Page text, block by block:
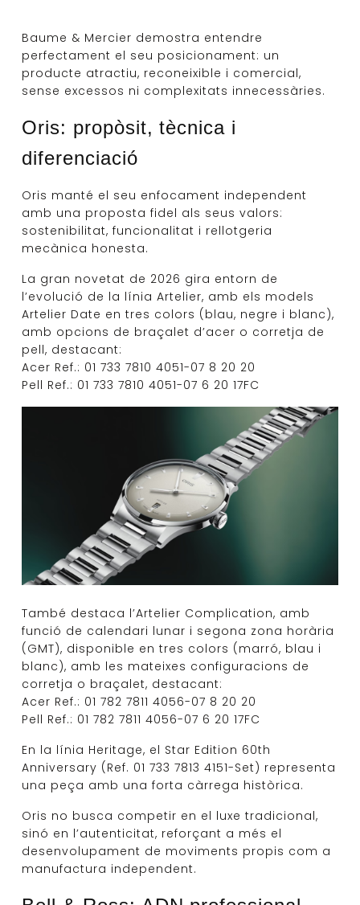
Baume & Mercier demostra entendre
perfectament el seu posicionament: un
producte atractiu, reconeixible i comercial,
sense excessos ni complexitats innecessàries.
Oris: propòsit, tècnica i
diferenciació
Oris manté el seu enfocament independent
amb una proposta fidel als seus valors:
sostenibilitat, funcionalitat i rellotgeria
mecànica honesta.
La gran novetat de 2026 gira entorn de
l’evolució de la línia Artelier, amb els models
Artelier Date en tres colors (blau, negre i blanc),
amb opcions de braçalet d’acer o corretja de
pell, destacant:
Acer Ref.: 01 733 7810 4051-07 8 20 20
Pell Ref.: 01 733 7810 4051-07 6 20 17FC
També destaca l’Artelier Complication, amb
funció de calendari lunar i segona zona horària
(GMT), disponible en tres colors (marró, blau i
blanc), amb les mateixes configuracions de
corretja o braçalet, destacant:
Acer Ref.: 01 782 7811 4056-07 8 20 20
Pell Ref.: 01 782 7811 4056-07 6 20 17FC
En la línia Heritage, el Star Edition 60th
Anniversary (Ref. 01 733 7813 4151-Set) representa
una peça amb una forta càrrega històrica.
Oris no busca competir en el luxe tradicional,
sinó en l’autenticitat, reforçant a més el
desenvolupament de moviments propis com a
manufactura independent.